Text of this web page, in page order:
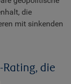
die
mit sinkenden
Rating, die